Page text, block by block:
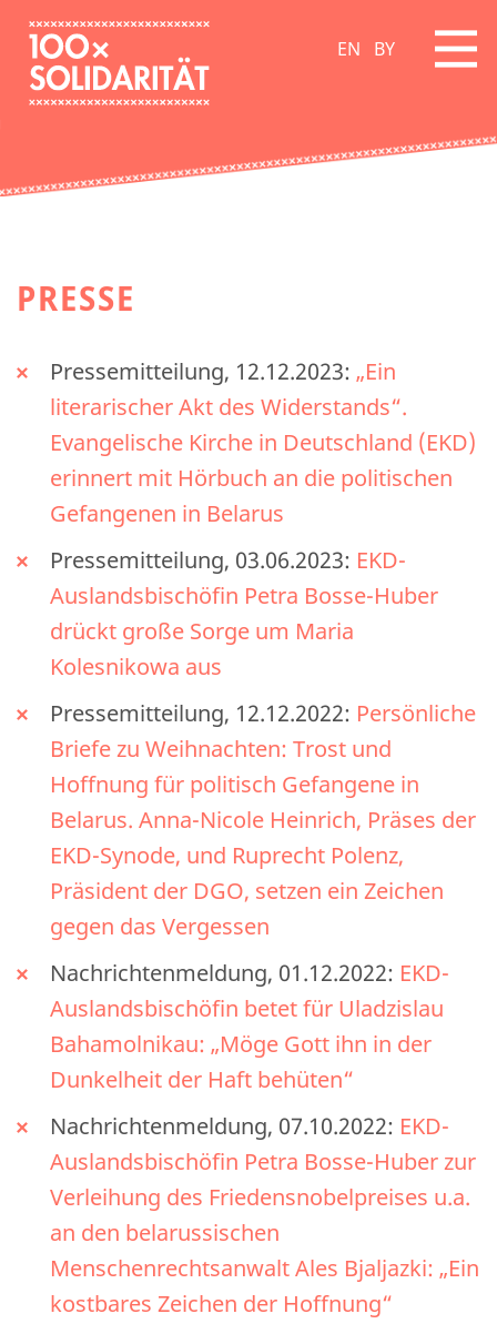
EN BY
PRESSE
Pressemitteilung, 12.12.2023: „Ein
literarischer Akt des Widerstands“.
Evangelische Kirche in Deutschland (EKD)
erinnert mit Hörbuch an die politischen
Gefangenen in Belarus
Pressemitteilung, 03.06.2023: EKD-
Auslandsbischöfin Petra Bosse-Huber
drückt große Sorge um Maria
Kolesnikowa aus
Pressemitteilung, 12.12.2022: Persönliche
Briefe zu Weihnachten: Trost und
Hoffnung für politisch Gefangene in
Belarus. Anna-Nicole Heinrich, Präses der
EKD-Synode, und Ruprecht Polenz,
Präsident der DGO, setzen ein Zeichen
gegen das Vergessen
Nachrichtenmeldung, 01.12.2022: EKD-
Auslandsbischöfin betet für Uladzislau
Bahamolnikau: „Möge Gott ihn in der
Dunkelheit der Haft behüten“
Nachrichtenmeldung, 07.10.2022: EKD-
Auslandsbischöfin Petra Bosse-Huber zur
Verleihung des Friedensnobelpreises u.a.
an den belarussischen
Menschenrechtsanwalt Ales Bjaljazki: „Ein
kostbares Zeichen der Hoffnung“